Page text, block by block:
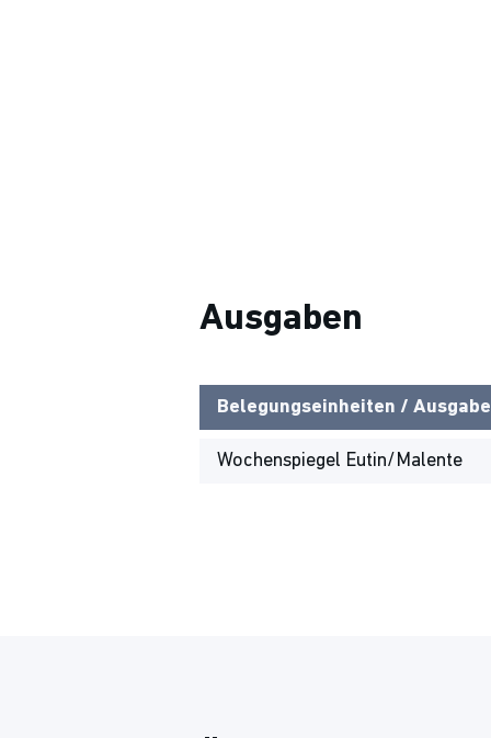
Ausgaben
Belegungseinheiten / Ausgabe
Wochenspiegel Eutin/Malente